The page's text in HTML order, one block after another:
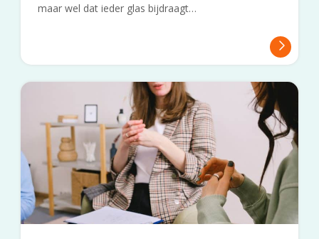
maar wel dat ieder glas bijdraagt…